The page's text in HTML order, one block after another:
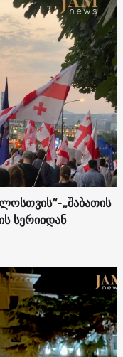
„შაბათის
სერიიდან